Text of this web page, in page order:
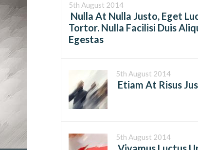
5th August 2014
Nulla At Nulla Justo, Eget
Tortor. Nulla Facilisi Duis
Egestas
5th August 2014
Etiam At Risus
5th August 2014